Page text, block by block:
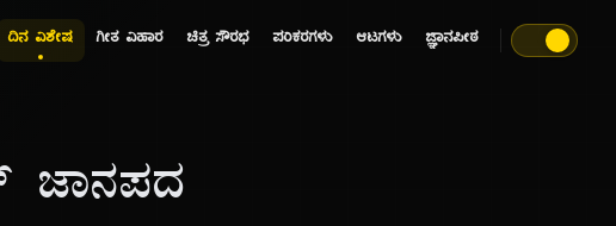
ದಿನ ವಿಶೇಷ ಗೀತ ವಿಹಾರ ಚಿತ್ರ ಸೌರಭ ಪರಿಕರಗಳು ಆಟಗಳು ಜ್ಞಾನಪೀಠ
ಜಾನಪದ